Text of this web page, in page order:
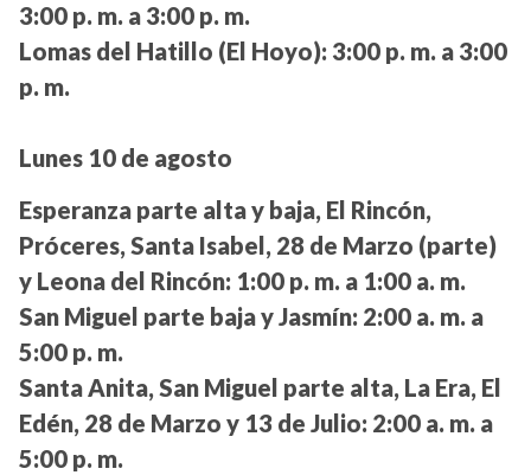
3:00 p. m. a 3:00 p. m.
Lomas del Hatillo (El Hoyo): 3:00 p. m. a 3:00
p. m.
Lunes 10 de agosto
Esperanza parte alta y baja, El Rincón,
Próceres, Santa Isabel, 28 de Marzo (parte)
y Leona del Rincón: 1:00 p. m. a 1:00 a. m.
San Miguel parte baja y Jasmín: 2:00 a. m. a
5:00 p. m.
Santa Anita, San Miguel parte alta, La Era, El
Edén, 28 de Marzo y 13 de Julio: 2:00 a. m. a
5:00 p. m.